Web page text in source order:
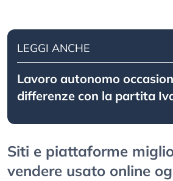
LEGGI ANCHE
Lavoro autonomo
differenze con la partita
Siti e piattaforme
vendere usato online